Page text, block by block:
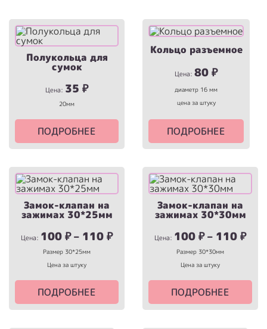
Полукольца для
сумок
Цена: 35 ₽
20мм
ПОДРОБНЕЕ
Кольцо разъемное
Цена: 80 ₽
диаметр 16 мм
цена за штуку
ПОДРОБНЕЕ
Замок-клапан на
зажимах 30*25мм
Цена: 100 ₽– 110 ₽
Размер 30*25мм
Цена за штуку
ПОДРОБНЕЕ
Замок-клапан на
зажимах 30*30мм
Цена: 100 ₽– 110 ₽
Размер 30*30мм
Цена за штуку
ПОДРОБНЕЕ